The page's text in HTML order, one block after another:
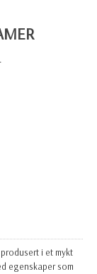
i et mykt
egenskaper som